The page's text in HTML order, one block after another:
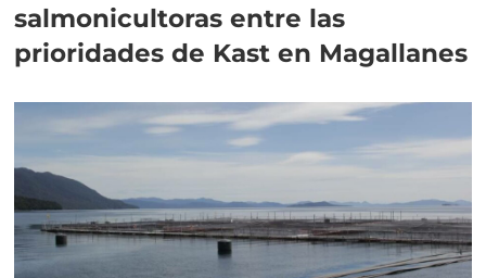
salmonicultoras entre las
prioridades de Kast en Magallanes